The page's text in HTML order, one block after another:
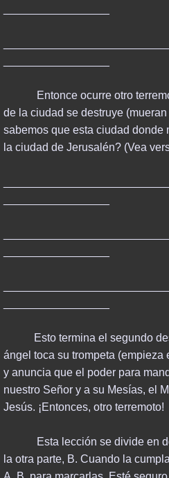
Entonce ocurre otro
de la ciudad se destruye
sabemos que esta ciudad donde
la ciudad de Jerusalén? (Vea
Esto termina el segundo
ángel toca su trompeta (empieza
y anuncia que el poder para
nuestro Señor y a su Mesías, el
Jesús. ¡Entonces, otro terremoto!
Esta lección se divide en
la otra parte, B. Cuando la